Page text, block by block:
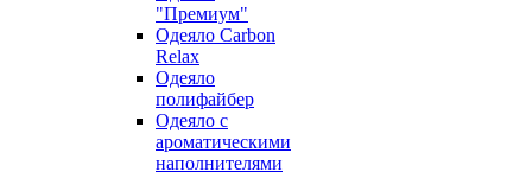
"Премиум"
Одеяло Carbon
Relax
Одеяло
полифайбер
Одеяло с
ароматическими
наполнителями